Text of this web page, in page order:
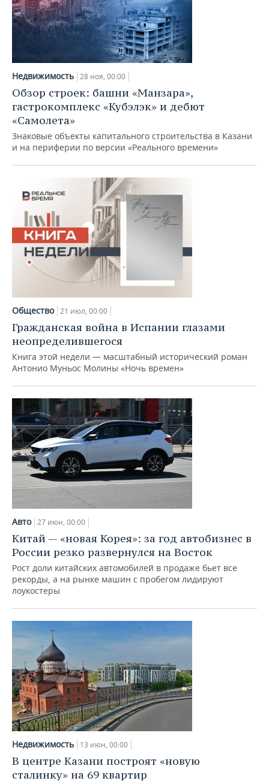
Недвижимость 28 ноя, 00:00
Обзор строек: башни «Манзара»,
гастрокомплекс «Кубэлэк» и дебют
«Самолета»
Знаковые объекты капитального строительства в Казани
и на периферии по версии «Реального времени»
Общество 21 июл, 00:00
Гражданская война в Испании глазами
неопределившегося
Книга этой недели — масштабный исторический роман
Антонио Муньос Молины «Ночь времен»
Авто 27 июн, 00:00
Китай — «новая Корея»: за год автобизнес в
России резко развернулся на Восток
Рост доли китайских автомобилей в продаже бьет все
рекорды, а на рынке машин c пробегом лидируют
лоукостеры
Недвижимость 13 июн, 00:00
В центре Казани построят «новую
сталинку» на 69 квартир